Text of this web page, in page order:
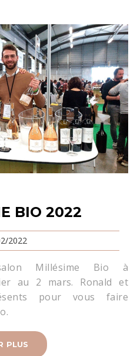
BIO 2022
2022
Millésime Bio à
au 2 mars. Ronald et
pour vous faire
PLUS